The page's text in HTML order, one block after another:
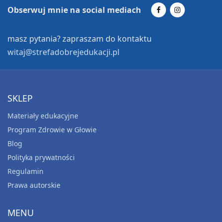
Karty na zajęcia emocjonalno-społeczne dla klas
Obserwuj mnie na social mediach
masz pytania? zapraszam do kontaktu
witaj@strefadobrejedukacji.pl
SKLEP
Materiały edukacyjne
Program Zdrowie w Głowie
Blog
Polityka prywatności
Regulamin
Prawa autorskie
MENU